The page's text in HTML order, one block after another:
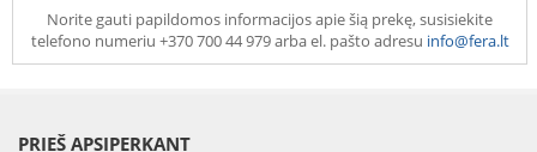
Norite gauti papildomos informacijos apie šią prekę, susisiekite
telefono numeriu +370 700 44 979 arba el. pašto adresu info@fera.lt
PRIEŠ APSIPERKANT